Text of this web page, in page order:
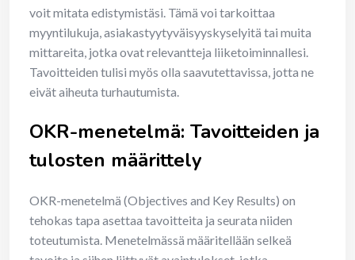
voit mitata edistymistäsi. Tämä voi tarkoittaa
myyntilukuja, asiakastyytyväisyyskyselyitä tai muita
mittareita, jotka ovat relevantteja liiketoiminnallesi.
Tavoitteiden tulisi myös olla saavutettavissa, jotta ne
eivät aiheuta turhautumista.
OKR-menetelmä: Tavoitteiden ja
tulosten määrittely
OKR-menetelmä (Objectives and Key Results) on
tehokas tapa asettaa tavoitteita ja seurata niiden
toteutumista. Menetelmässä määritellään selkeä